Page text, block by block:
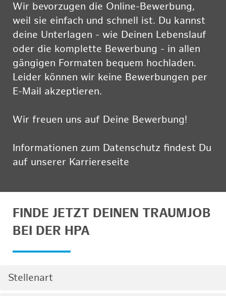
Wir bevorzugen die Online-Bewerbung,
weil sie einfach und schnell ist. Du kannst
deine Unterlagen - wie Deinen Lebenslauf
oder die komplette Bewerbung - in allen
gängigen Formaten bequem hochladen.
Leider können wir keine Bewerbungen per
E-Mail akzeptieren.
Wir freuen uns auf Deine Bewerbung!
Informationen zum Datenschutz findest Du
auf unserer Karriereseite
FINDE JETZT DEINEN TRAUMJOB
BEI DER HPA
Stellenart